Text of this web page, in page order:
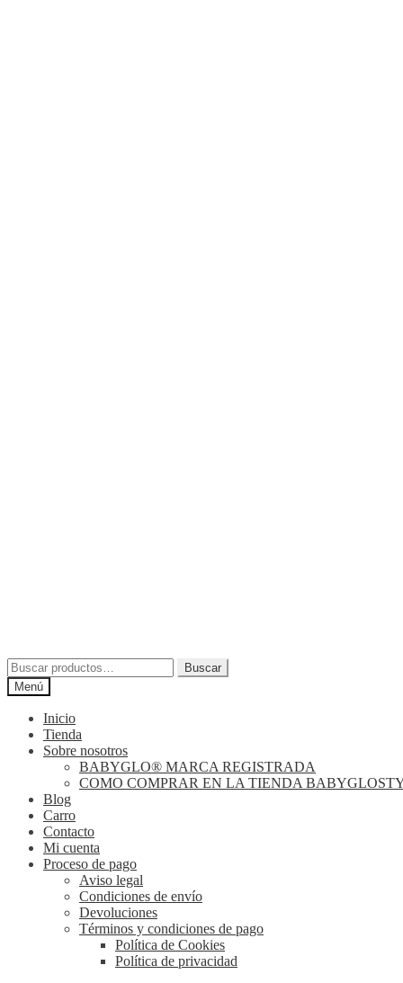
Buscar
por:
Buscar
Menú
Inicio
Tienda
Sobre nosotros
BABYGLO® MARCA REGISTRADA
COMO COMPRAR EN LA TIENDA
Blog
Carro
Contacto
Mi cuenta
Proceso de pago
Aviso legal
Condiciones de envío
Devoluciones
Términos y condiciones de pago
Política de Cookies
Política de privacidad